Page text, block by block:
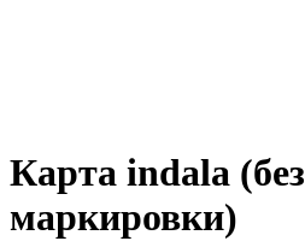
Карта indala (без
маркировки)